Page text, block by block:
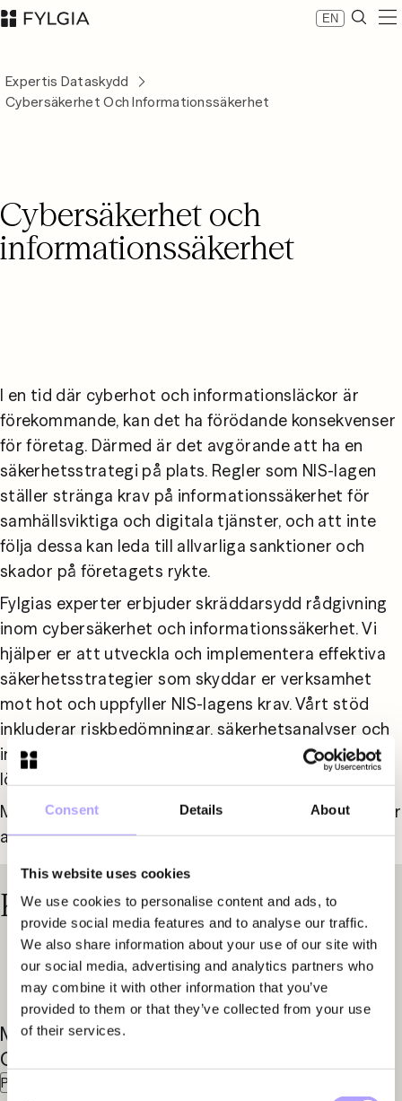
Consent Details About
This website uses cookies
We use cookies to personalise content and ads, to
provide social media features and to analyse our traffic.
We also share information about your use of our site with
our social media, advertising and analytics partners who
may combine it with other information that you’ve
provided to them or that they’ve collected from your use
of their services.
Consent
EN
Medarbetare
Advokatfirman Fylgia KB
LinkedIn
Kontakta oss
Expertis Dataskydd
Cybersäkerhet Och Informationssäkerhet
Cybersäkerhet och
informationssäkerhet
I en tid där cyberhot och informationsläckor är
förekommande, kan det ha förödande konsekvenser
för företag. Därmed är det avgörande att ha en
säkerhetsstrategi på plats. Regler som NIS-lagen
ställer stränga krav på informationssäkerhet för
samhällsviktiga och digitala tjänster, och att inte
följa dessa kan leda till allvarliga sanktioner och
skador på företagets rykte.
Fylgias experter erbjuder skräddarsydd rådgivning
inom cybersäkerhet och informationssäkerhet. Vi
hjälper er att utveckla och implementera effektiva
säkerhetsstrategier som skyddar er verksamhet
mot hot och uppfyller NIS-lagens krav. Vårt stöd
inkluderar riskbedömningar, säkerhetsanalyser och
implementering av säkerhetspolicys och tekniska
lösningar.
Med Fylgia får ni den juridiska expertis ni behöver för
att säkra er data och era system mot framtida hot.
Kontakta våra specialister
Partner
Martin
Gynnerstedt